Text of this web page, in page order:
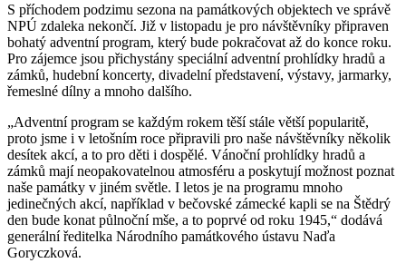
S příchodem podzimu sezona na památkových objektech ve správě
NPÚ zdaleka nekončí. Již v listopadu je pro návštěvníky připraven
bohatý adventní program, který bude pokračovat až do konce roku.
Pro zájemce jsou přichystány speciální adventní prohlídky hradů a
zámků, hudební koncerty, divadelní představení, výstavy, jarmarky,
řemeslné dílny a mnoho dalšího.
„Adventní program se každým rokem těší stále větší popularitě,
proto jsme i v letošním roce připravili pro naše návštěvníky několik
desítek akcí, a to pro děti i dospělé. Vánoční prohlídky hradů a
zámků mají neopakovatelnou atmosféru a poskytují možnost poznat
naše památky v jiném světle. I letos je na programu mnoho
jedinečných akcí, například v bečovské zámecké kapli se na Štědrý
den bude konat půlnoční mše, a to poprvé od roku 1945,“ dodává
generální ředitelka Národního památkového ústavu Naďa
Goryczková.